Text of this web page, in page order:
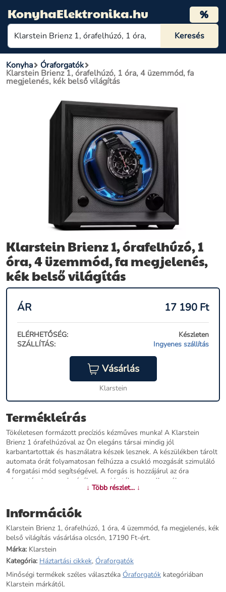
KonyhaElektronika.hu %
Konyha Óraforgatók
Klarstein Brienz 1, órafelhúzó, 1 óra, 4 üzemmód, fa
megjelenés, kék belső világítás
Klarstein Brienz 1, órafelhúzó, 1
óra, 4 üzemmód, fa megjelenés,
kék belső világítás
ÁR 17 190 Ft
ELÉRHETŐSÉG:
Készleten
SZÁLLÍTÁS:
Ingyenes szállítás
Vásárlás
Klarstein
Termékleírás
Tökéletesen formázott precíziós kézműves munka! A Klarstein
Brienz 1 órafelhúzóval az Ön elegáns társai mindig jól
karbantartottak és használatra készek lesznek. A készülékben tárolt
automata órát folyamatosan felhúzza a csukló mozgását szimuláló
4 forgatási mód segítségével. A forgás is hozzájárul az óra
gépezetének a gondozásához, ami hatékonyan ellensúlyozza az
olajkenés megkeményedését. A Brienz 1órafelhúzó elegáns, fa
bármely helyiség hangulatába. A stílusos, beépített kék LED-es
világítás egyszerű és intuitív vezérléssel állítható be. A kívánt
üzemmód beállítására szolgáló praktikus forgatógomb a jobb
oldalon található. A beépített memóriahab párnának köszönhetően
a különböző méretű szíjakkal rendelkező órák, valamint a női és férfi
órák is könnyen elhelyezhetők a felhúzó készülékben. A tápellátás
USB kábelen keresztül történik, amely bármilyen USB tápegységgel
használható, és így teljesen független a mindenkori csatlakozóaljzat
típusától.A órafelhúzó szerény méreteinek és a 10 dB-nél kisebb
↓ Több részlet... ↓
Információk
Klarstein Brienz 1, órafelhúzó, 1 óra, 4 üzemmód, fa megjelenés, kék
belső világítás vásárlása olcsón, 17190 Ft-ért.
Márka: Klarstein
Kategória: Háztartási cikkek, Óraforgatók
Minőségi termékek széles választéka Óraforgatók kategóriában
Klarstein márkától.